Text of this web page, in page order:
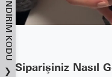
Siparişiniz Nasıl
İNDIRIM KODU
❯